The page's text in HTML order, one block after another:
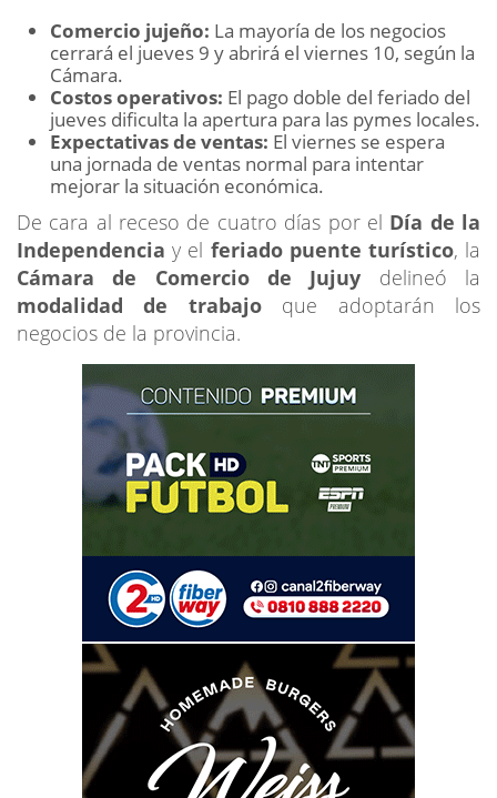
Comercio jujeño: La mayoría de los negocios
cerrará el jueves 9 y abrirá el viernes 10, según la
Cámara.
Costos operativos: El pago doble del feriado del
jueves dificulta la apertura para las pymes locales.
Expectativas de ventas: El viernes se espera
una jornada de ventas normal para intentar
mejorar la situación económica.
De cara al receso de cuatro días por el Día de la
Independencia y el feriado puente turístico, la
Cámara de Comercio de Jujuy delineó la
modalidad de trabajoque adoptarán los
negocios de la provincia.